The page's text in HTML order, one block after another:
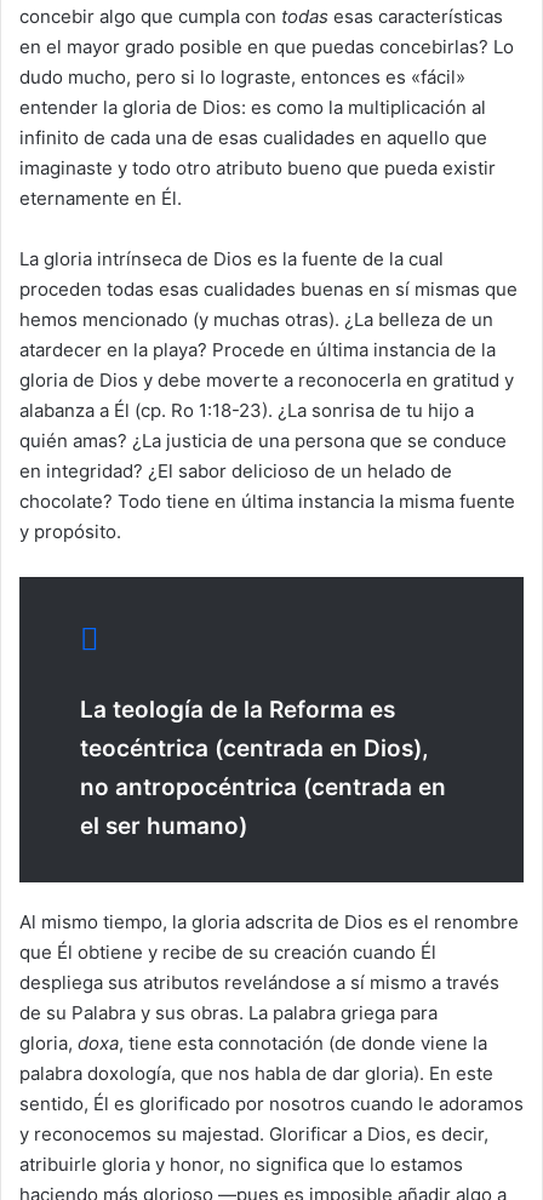
concebir algo que cumpla con todas esas características
en el mayor grado posible en que puedas concebirlas? Lo
dudo mucho, pero si lo lograste, entonces es «fácil»
entender la gloria de Dios: es como la multiplicación al
infinito de cada una de esas cualidades en aquello que
imaginaste y todo otro atributo bueno que pueda existir
eternamente en Él.
La gloria intrínseca de Dios es la fuente de la cual
proceden todas esas cualidades buenas en sí mismas que
hemos mencionado (y muchas otras). ¿La belleza de un
atardecer en la playa? Procede en última instancia de la
gloria de Dios y debe moverte a reconocerla en gratitud y
alabanza a Él (cp. Ro 1:18-23). ¿La sonrisa de tu hijo a
quién amas? ¿La justicia de una persona que se conduce
en integridad? ¿El sabor delicioso de un helado de
chocolate? Todo tiene en última instancia la misma fuente
y propósito.
La teología de la Reforma es
teocéntrica (centrada en Dios),
no antropocéntrica (centrada en
el ser humano)
Al mismo tiempo, la gloria adscrita de Dios es el renombre
que Él obtiene y recibe de su creación cuando Él
despliega sus atributos revelándose a sí mismo a través
de su Palabra y sus obras. La palabra griega para
gloria, doxa, tiene esta connotación (de donde viene la
palabra doxología, que nos habla de dar gloria). En este
sentido, Él es glorificado por nosotros cuando le adoramos
y reconocemos su majestad. Glorificar a Dios, es decir,
atribuirle gloria y honor, no significa que lo estamos
haciendo más glorioso —pues es imposible añadir algo a